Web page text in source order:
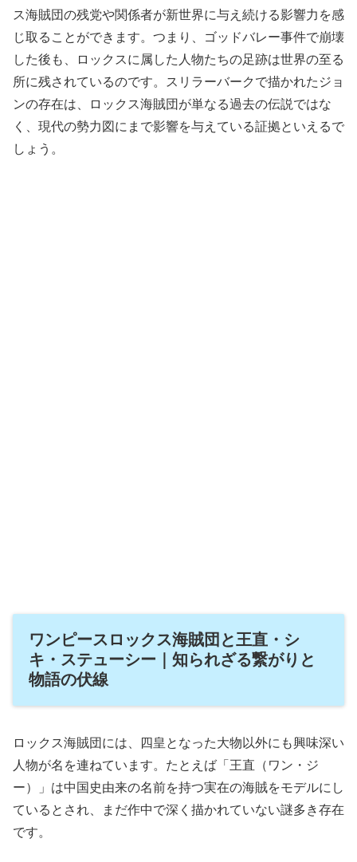
ス海賊団の残党や関係者が新世界に与え続ける影響力を感
じ取ることができます。つまり、ゴッドバレー事件で崩壊
した後も、ロックスに属した人物たちの足跡は世界の至る
所に残されているのです。スリラーバークで描かれたジョ
ンの存在は、ロックス海賊団が単なる過去の伝説ではな
く、現代の勢力図にまで影響を与えている証拠といえるで
しょう。
ワンピースロックス海賊団と王直・シ
キ・ステューシー｜知られざる繋がりと
物語の伏線
ロックス海賊団には、四皇となった大物以外にも興味深い
人物が名を連ねています。たとえば「王直（ワン・ジ
ー）」は中国史由来の名前を持つ実在の海賊をモデルにし
ているとされ、まだ作中で深く描かれていない謎多き存在
です。